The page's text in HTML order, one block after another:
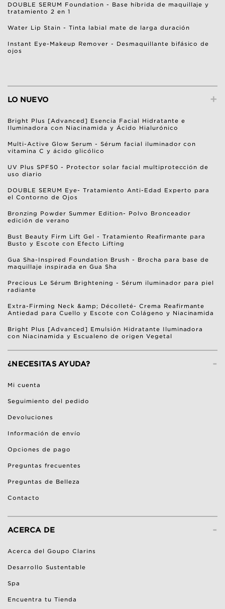
DOUBLE SERUM Foundation - Base híbrida de maquillaje y
tratamiento 2 en 1
Water Lip Stain - Tinta labial mate de larga duración
Instant Eye-Makeup Remover - Desmaquillante bifásico de
ojos
+
LO NUEVO
Bright Plus [Advanced] Esencia Facial Hidratante e
Iluminadora con Niacinamida y Ácido Hialurónico
Multi-Active Glow Serum - Sérum facial iluminador con
vitamina C y ácido glicólico
UV Plus SPF50 - Protector solar facial multiprotección de
uso diario
DOUBLE SERUM Eye- Tratamiento Anti-Edad Experto para
el Contorno de Ojos
Bronzing Powder Summer Edition- Polvo Bronceador
edición de verano
Bust Beauty Firm Lift Gel - Tratamiento Reafirmante para
Busto y Escote con Efecto Lifting
Gua Sha-Inspired Foundation Brush - Brocha para base de
maquillaje inspirada en Gua Sha
Precious Le Sérum Brightening - Sérum iluminador para piel
radiante
Extra-Firming Neck &amp; Décolleté- Crema Reafirmante
Antiedad para Cuello y Escote con Colágeno y Niacinamida
Bright Plus [Advanced] Emulsión Hidratante Iluminadora
con Niacinamida y Escualeno de origen Vegetal
-
¿NECESITAS AYUDA?
Mi cuenta
Seguimiento del pedido
Devoluciones
Información de envío
Opciones de pago
Preguntas frecuentes
Preguntas de Belleza
Contacto
-
ACERCA DE
Acerca del Goupo Clarins
Desarrollo Sustentable
Spa
Encuentra tu Tienda